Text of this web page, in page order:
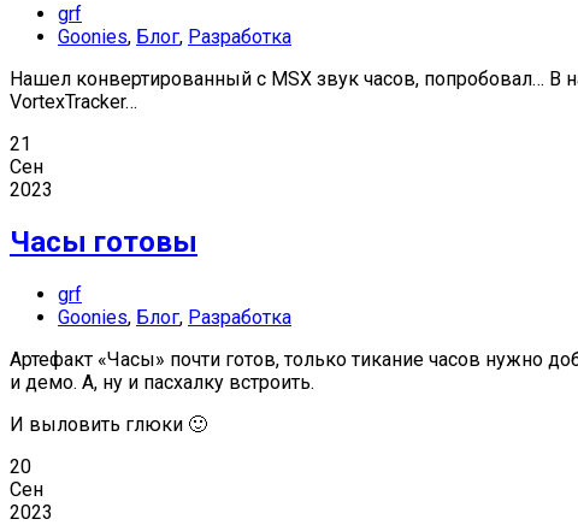
grf
Goonies, Блог, Разработка
Нашел конвертированный с MSX звук часов, попробовал… В
VortexTracker…
21
Сен
2023
Часы готовы
grf
Goonies, Блог, Разработка
Артефакт «Часы» почти готов, только тикание часов нужно
и демо. А, ну и пасхалку встроить.
И выловить глюки 🙂
20
Сен
2023